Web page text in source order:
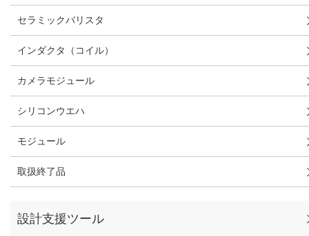
セラミックバリスタ
インダクタ（コイル）
カメラモジュール
シリコンウエハ
モジュール
取扱終了品
設計支援ツール